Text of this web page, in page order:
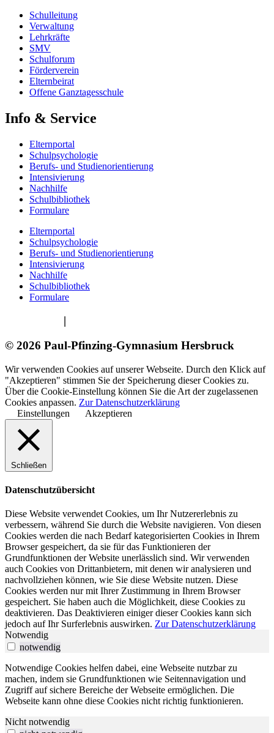
Schulleitung
Verwaltung
Lehrkräfte
SMV
Schulforum
Förderverein
Elternbeirat
Offene Ganztagesschule
Info & Service
Elternportal
Schulpsychologie
Berufs- und Studienorientierung
Intensivierung
Nachhilfe
Schulbibliothek
Formulare
Elternportal
Schulpsychologie
Berufs- und Studienorientierung
Intensivierung
Nachhilfe
Schulbibliothek
Formulare
|
© 2026 Paul-Pfinzing-Gymnasium Hersbruck
Wir verwenden Cookies auf unserer Webseite. Durch den Klick auf
"Akzeptieren" stimmen Sie der Speicherung dieser Cookies zu.
Über die Cookie-Einstellung können Sie die Art der zugelassenen
Cookies anpassen. Zur Datenschutzerklärung
Einstellungen
Akzeptieren
Schließen
Datenschutzübersicht
Diese Website verwendet Cookies, um Ihr Nutzererlebnis zu
verbessern, während Sie durch die Website navigieren. Von diesen
Cookies werden die nach Bedarf kategorisierten Cookies in Ihrem
Browser gespeichert, da sie für das Funktionieren der
Grundfunktionen der Website unerlässlich sind. Wir verwenden
auch Cookies von Drittanbietern, mit denen wir analysieren und
nachvollziehen können, wie Sie diese Website nutzen. Diese
Cookies werden nur mit Ihrer Zustimmung in Ihrem Browser
gespeichert. Sie haben auch die Möglichkeit, diese Cookies zu
deaktivieren. Das Deaktivieren einiger dieser Cookies kann sich
jedoch auf Ihr Surferlebnis auswirken. Zur Datenschutzerklärung
Notwendig
notwendig
Notwendige Cookies helfen dabei, eine Webseite nutzbar zu
machen, indem sie Grundfunktionen wie Seitennavigation und
Zugriff auf sichere Bereiche der Webseite ermöglichen. Die
Webseite kann ohne diese Cookies nicht richtig funktionieren.
Nicht notwendig